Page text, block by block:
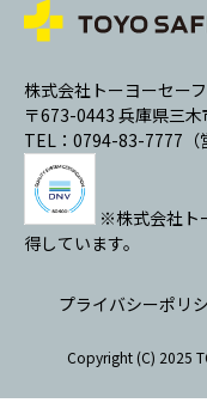
株式会社トーヨーセー
〒673-0443 兵庫県三
TEL：0794-83-7777（
※株式会社ト
得しています。
プライバシーポリ
Copyright (C) 2025